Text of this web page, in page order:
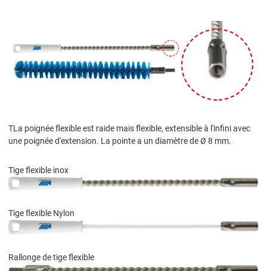
TLa poignée flexible est raide mais flexible, extensible à l'infini avec
une poignée d'extension. La pointe a un diamètre de Ø 8 mm.
Tige flexible inox
Tige flexible Nylon
Rallonge de tige flexible